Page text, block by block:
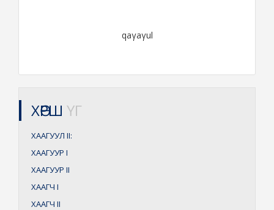
qaγaγul
ХӨРШ ҮГ
ХААГУУЛ II:
ХААГУУР I
ХААГУУР II
ХААГЧ I
ХААГЧ II